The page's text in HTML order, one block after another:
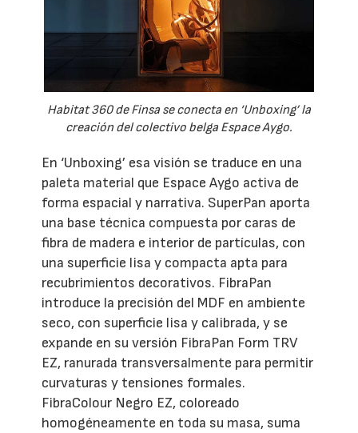
Habitat 360 de Finsa se conecta en ‘Unboxing’ la
creación del colectivo belga Espace Aygo.
En ‘Unboxing’ esa visión se traduce en una
paleta material que Espace Aygo activa de
forma espacial y narrativa. SuperPan aporta
una base técnica compuesta por caras de
fibra de madera e interior de partículas, con
una superficie lisa y compacta apta para
recubrimientos decorativos. FibraPan
introduce la precisión del MDF en ambiente
seco, con superficie lisa y calibrada, y se
expande en su versión FibraPan Form TRV
EZ, ranurada transversalmente para permitir
curvaturas y tensiones formales.
FibraColour Negro EZ, coloreado
homogéneamente en toda su masa, suma